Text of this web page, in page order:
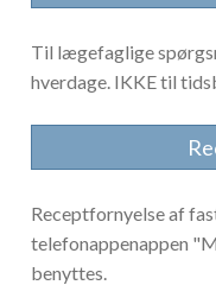
Til lægefaglige
hverdage. IKKE til
Receptfornyelse af
telefonappenappen
benyttes.